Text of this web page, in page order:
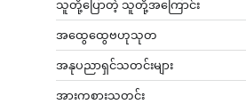
သူတို့ပြောတဲ့ သူတို့အကြောင်း
အထွေထွေဗဟုသုတ
အနုပညာရှင်သတင်းများ
အားကစားသတင်း